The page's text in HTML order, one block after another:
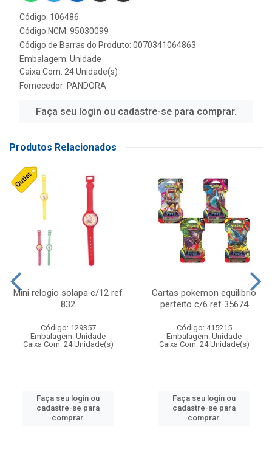
Código: 106486
Código NCM: 95030099
Código de Barras do Produto: 0070341064863
Embalagem: Unidade
Caixa Com: 24 Unidade(s)
Fornecedor: PANDORA
Faça seu login ou cadastre-se para comprar.
Produtos Relacionados
Mini relogio solapa c/12 ref
832
Código: 129357
Embalagem: Unidade
Caixa Com: 24 Unidade(s)
Faça seu login ou
cadastre-se para
comprar.
Cartas pokemon equilibrio
perfeito c/6 ref 35674
Código: 415215
Embalagem: Unidade
Caixa Com: 24 Unidade(s)
Faça seu login ou
cadastre-se para
comprar.